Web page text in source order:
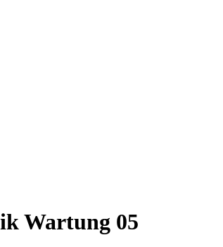
Wartung 05